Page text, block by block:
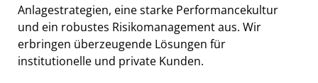
Anlagestrategien, eine starke Performancekultur
und ein robustes Risikomanagement aus. Wir
erbringen überzeugende Lösungen für
institutionelle und private Kunden.